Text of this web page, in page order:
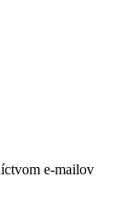
e-mailov